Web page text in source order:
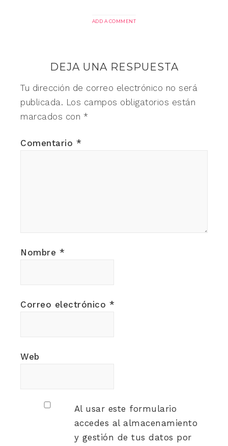
ADD A COMMENT
DEJA UNA RESPUESTA
Tu dirección de correo electrónico no será
publicada. Los campos obligatorios están
marcados con *
Comentario *
Nombre *
Correo electrónico *
Web
Al usar este formulario
accedes al almacenamiento
y gestión de tus datos por